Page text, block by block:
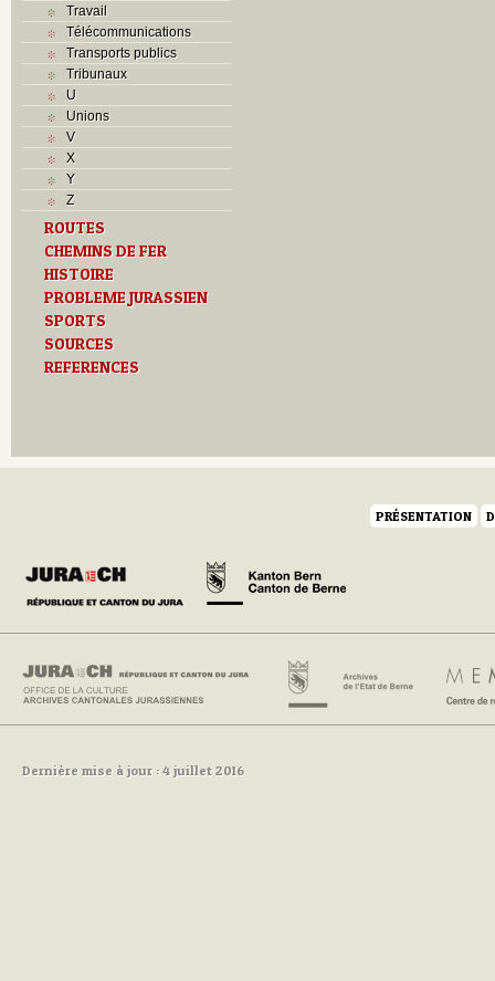
Travail
Télécommunications
Transports publics
Tribunaux
U
Unions
V
X
Y
Z
ROUTES
CHEMINS DE FER
HISTOIRE
PROBLEME JURASSIEN
SPORTS
SOURCES
REFERENCES
PRÉSENTATION
Dernière mise à jour : 4 juillet 2016